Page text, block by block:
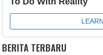
BERITA TERBARU